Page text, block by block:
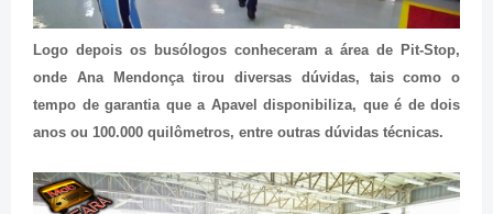
Logo depois os busólogos conheceram a área de Pit-Stop,
onde Ana Mendonça tirou diversas dúvidas, tais como o
tempo de garantia que a Apavel disponibiliza, que é de dois
anos ou 100.000 quilômetros, entre outras dúvidas técnicas.